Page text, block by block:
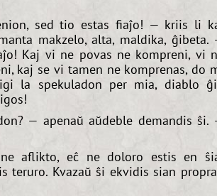
sed tio estas fiaĵo! — kriis li
makzelo, alta, maldika, ĝibeta.
Kaj vi ne povas ne kompreni, vi
kaj se vi tamen ne komprenas, do
la spekuladon per mia, diablo
— apenaŭ aŭdeble demandis ŝi.
aflikto, eĉ ne doloro estis en
teruro. Kvazaŭ ŝi ekvidis sian